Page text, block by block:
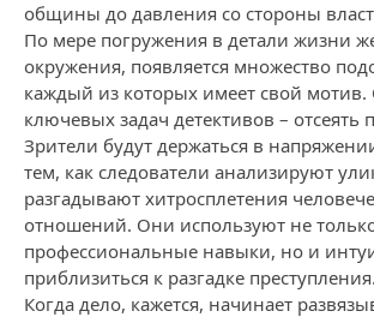
общины до давления со стороны
По мере погружения в детали жизни
окружения, появляется множество
каждый из которых имеет свой мотив.
ключевых задач детективов – отсеять
Зрители будут держаться в
тем, как следователи анализируют
разгадывают хитросплетения
отношений. Они используют не
профессиональные навыки, но и
приблизиться к разгадке преступления.
Когда дело, кажется, начинает